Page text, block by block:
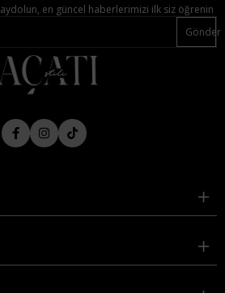
en güncel haberlerimizi ilk siz öğrenin
Gönder